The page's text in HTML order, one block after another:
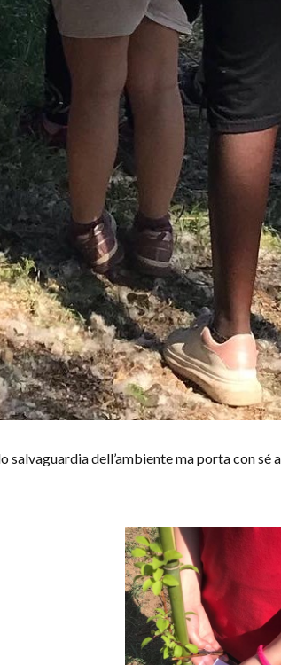
salvaguardia dell’ambiente ma porta con sé